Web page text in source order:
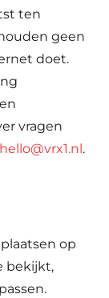
ten
geen
doet.
vragen
hello@vrx1.nl.
op
bekijkt,